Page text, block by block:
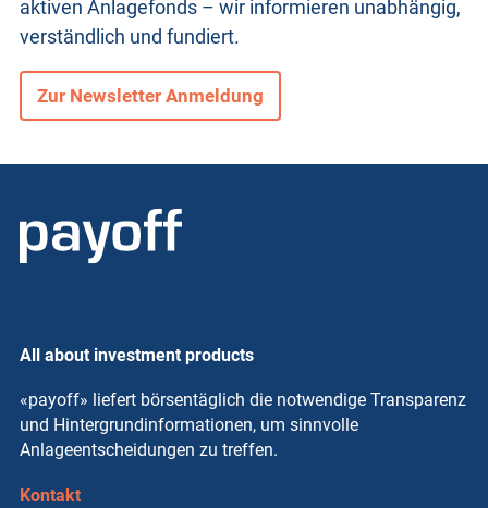
aktiven Anlagefonds – wir informieren unabhängig,
verständlich und fundiert.
Zur Newsletter Anmeldung
All about investment products
«payoff» liefert börsentäglich die notwendige Transparenz
und Hintergrundinformationen, um sinnvolle
Anlageentscheidungen zu treffen.
Kontakt